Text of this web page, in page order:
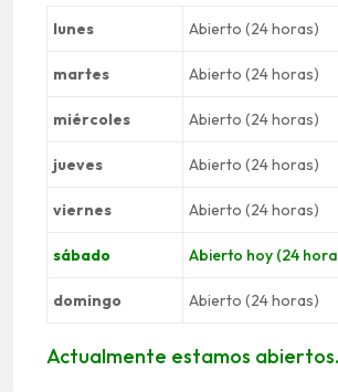
lunes Abierto (24 horas)
martes Abierto (24 horas)
miércoles Abierto (24 horas)
jueves Abierto (24 horas)
viernes Abierto (24 horas)
sábado Abierto hoy (24
domingo Abierto (24 horas)
Actualmente estamos abiertos.